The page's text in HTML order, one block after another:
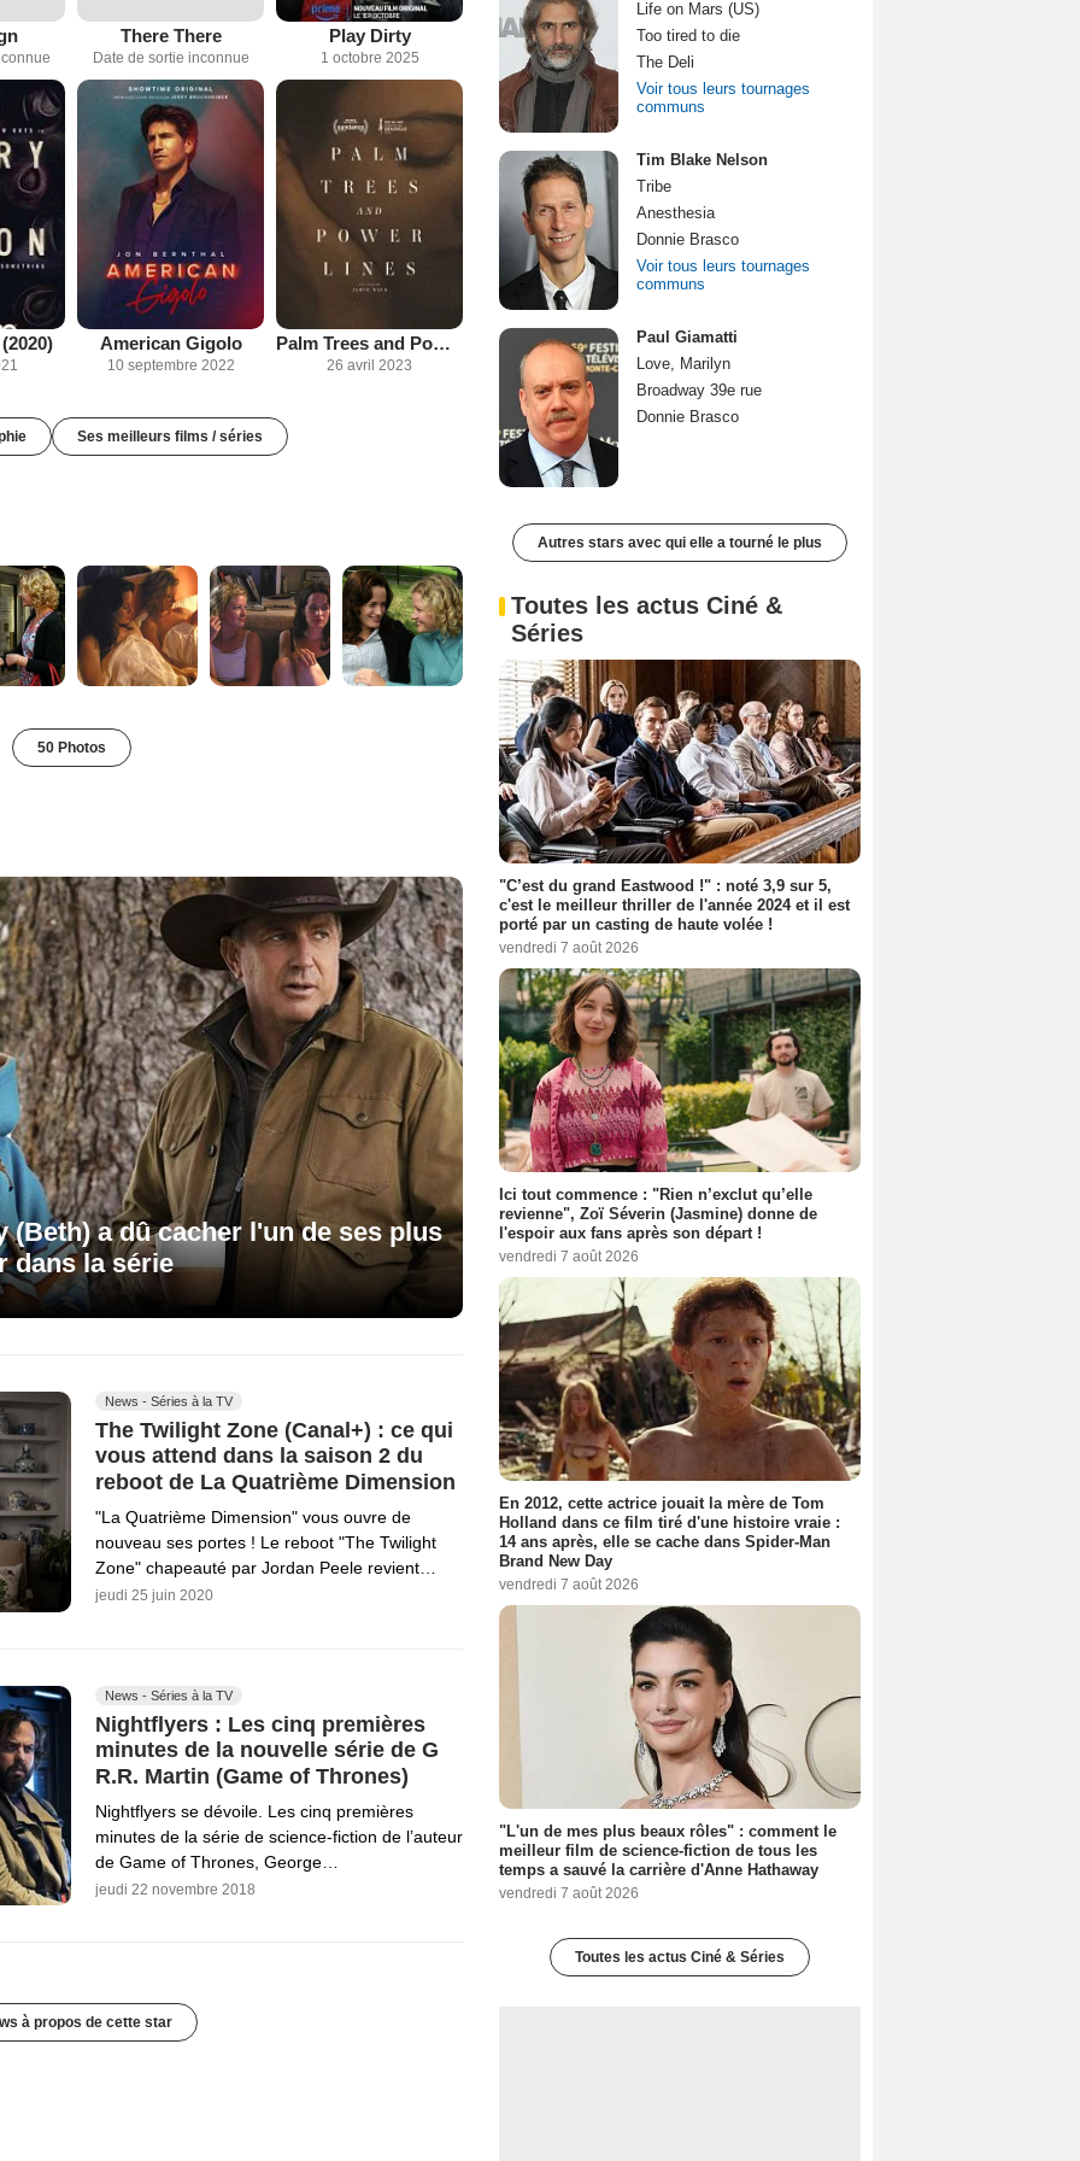
There There
Date de sortie inconnue
Play Dirty
1 octobre 2025
American Gigolo
10 septembre 2022
Palm Trees and Power Lines
26 avril 2023
Ses meilleurs films / séries
50 Photos
(Beth) a dû cacher l'un de ses plus
dans la série
News - Séries à la TV
The Twilight Zone (Canal+) : ce qui
vous attend dans la saison 2 du
reboot de La Quatrième Dimension
"La Quatrième Dimension" vous ouvre de
nouveau ses portes ! Le reboot "The Twilight
Zone" chapeauté par Jordan Peele revient…
jeudi 25 juin 2020
News - Séries à la TV
Nightflyers : Les cinq premières
minutes de la nouvelle série de G
R.R. Martin (Game of Thrones)
Nightflyers se dévoile. Les cinq premières
minutes de la série de science-fiction de l’auteur
de Game of Thrones, George…
jeudi 22 novembre 2018
à propos de cette star
Life on Mars (US)
Too tired to die
The Deli
Voir tous leurs tournages
communs
Tim Blake Nelson
Tribe
Anesthesia
Donnie Brasco
Voir tous leurs tournages
communs
Paul Giamatti
Love, Marilyn
Broadway 39e rue
Donnie Brasco
Autres stars avec qui elle a tourné le plus
Toutes les actus Ciné &
Séries
"C’est du grand Eastwood !" : noté 3,9 sur 5,
c'est le meilleur thriller de l'année 2024 et il est
porté par un casting de haute volée !
vendredi 7 août 2026
Ici tout commence : "Rien n’exclut qu’elle
revienne", Zoï Séverin (Jasmine) donne de
l'espoir aux fans après son départ !
vendredi 7 août 2026
En 2012, cette actrice jouait la mère de Tom
Holland dans ce film tiré d'une histoire vraie :
14 ans après, elle se cache dans Spider-Man
Brand New Day
vendredi 7 août 2026
"L'un de mes plus beaux rôles" : comment le
meilleur film de science-fiction de tous les
temps a sauvé la carrière d'Anne Hathaway
vendredi 7 août 2026
Toutes les actus Ciné & Séries